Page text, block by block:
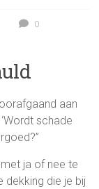
0
aan
schade
ja of nee te
dekking die je bij